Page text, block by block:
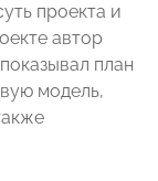
проекта и
автор
план
модель,